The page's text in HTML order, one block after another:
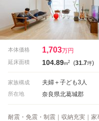
本体価格 1,703万円
延床面積 104.89m2 (31.7坪)
家族構成 夫婦＋子ども3人
所在地 奈良県北葛城郡
耐震・免震・制震｜収納充実｜